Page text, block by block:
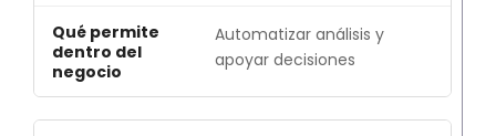
Automatizar análisis y
apoyar decisiones